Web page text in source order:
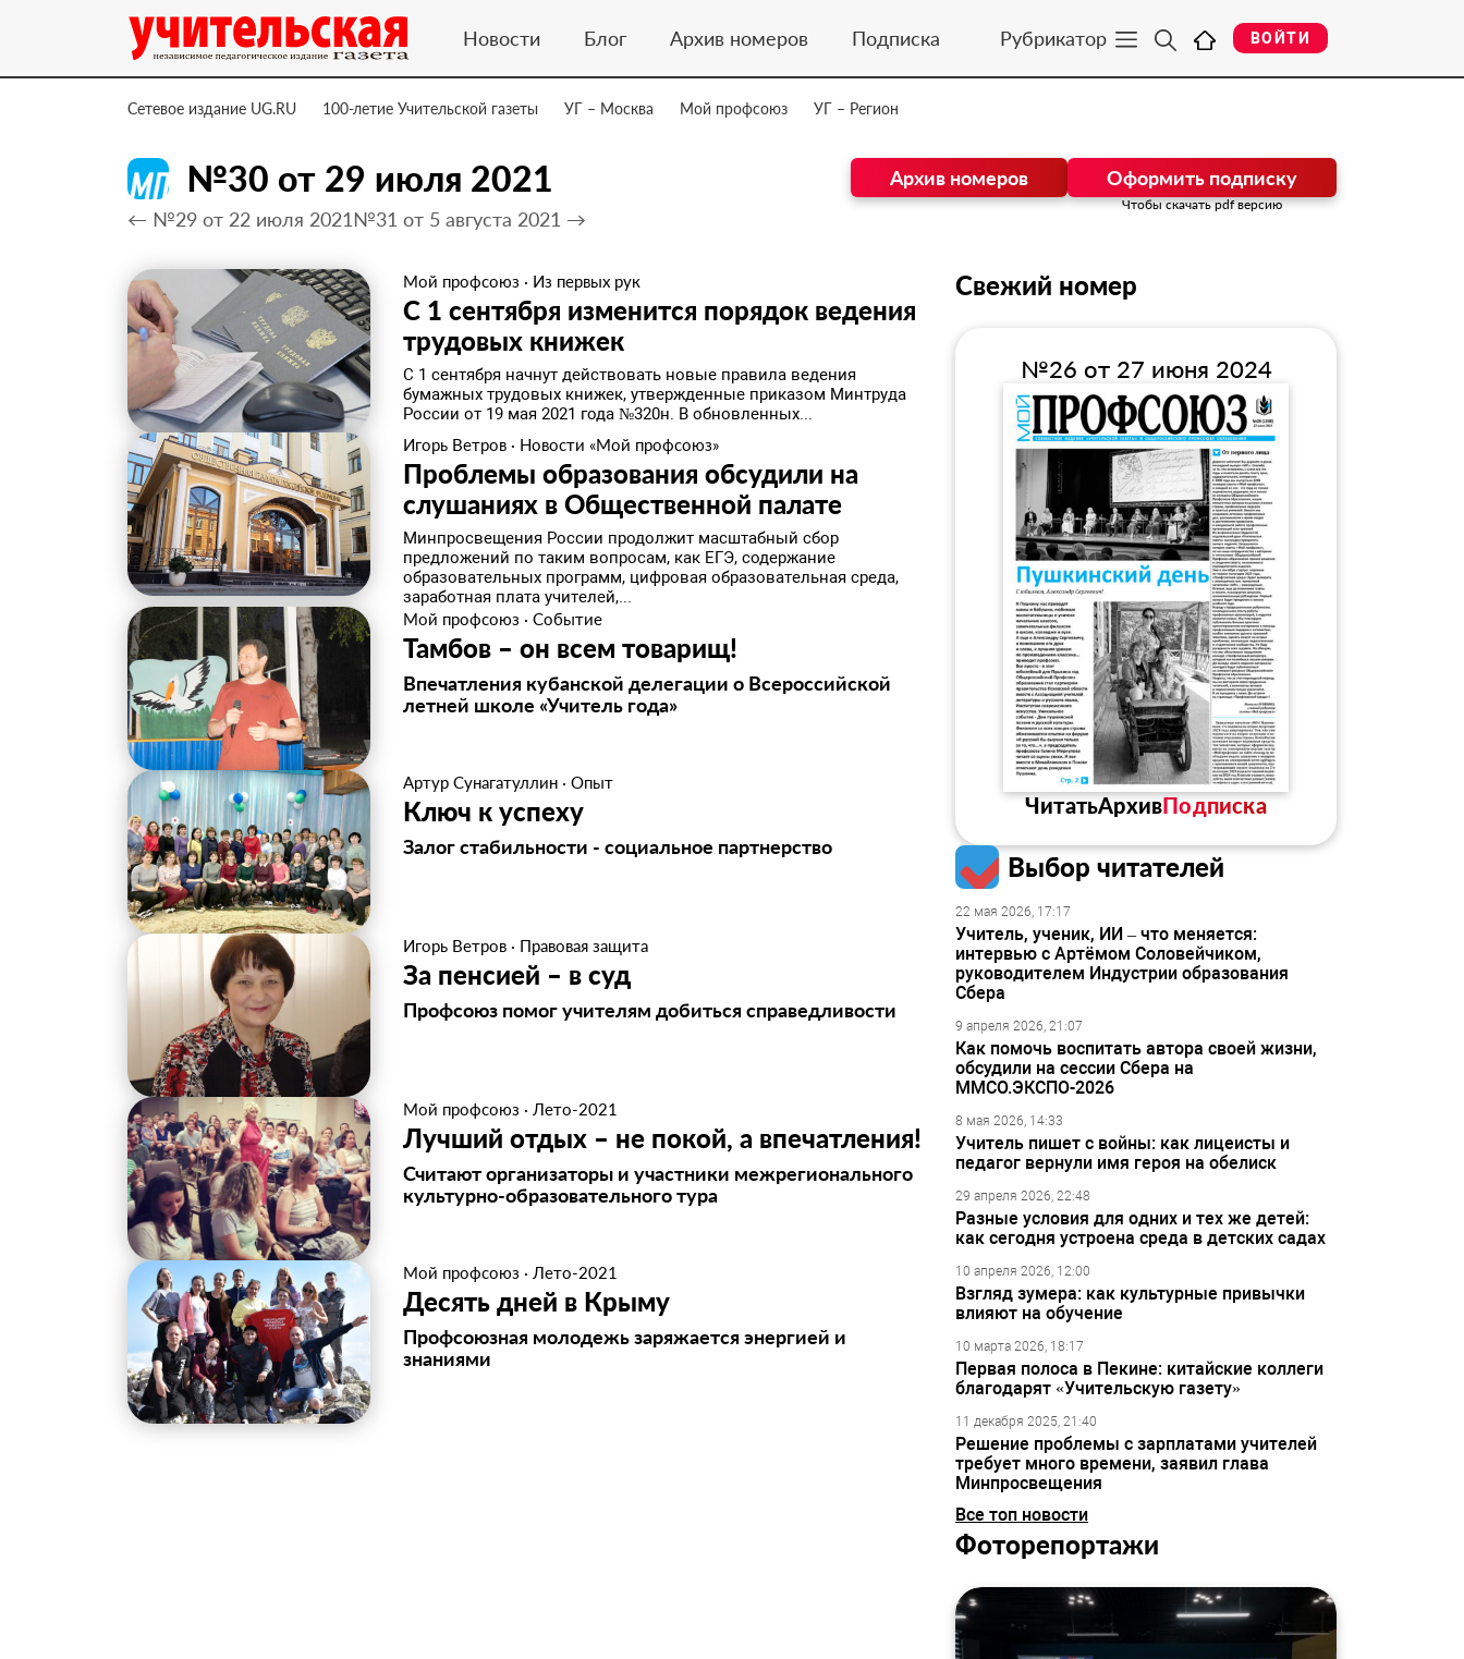
Новости Блог Архив номеров Подписка Рубрикатор ВОЙТИ
Сетевое издание UG.RU 100-летие Учительской газеты УГ – Москва Мой профсоюз УГ – Регион
№30 от 29 июля 2021
← №29 от 22 июля 2021 №31 от 5 августа 2021 →
Архив номеров Оформить подписку
Чтобы скачать pdf версию
Мой профсоюз · Из первых рук
С 1 сентября изменится порядок ведения
трудовых книжек
С 1 сентября начнут действовать новые правила ведения
бумажных трудовых книжек, утвержденные приказом Минтруда
России от 19 мая 2021 года №320н. В обновленных...
Игорь Ветров · Новости «Мой профсоюз»
Проблемы образования обсудили на
слушаниях в Общественной палате
Минпросвещения России продолжит масштабный сбор
предложений по таким вопросам, как ЕГЭ, содержание
образовательных программ, цифровая образовательная среда,
заработная плата учителей,...
Мой профсоюз · Событие
Тамбов – он всем товарищ!
Впечатления кубанской делегации о Всероссийской
летней школе «Учитель года»
Артур Сунагатуллин · Опыт
Ключ к успеху
Залог стабильности - социальное партнерство
Игорь Ветров · Правовая защита
За пенсией – в суд
Профсоюз помог учителям добиться справедливости
Мой профсоюз · Лето-2021
Лучший отдых – не покой, а впечатления!
Считают организаторы и участники межрегионального
культурно-образовательного тура
Мой профсоюз · Лето-2021
Десять дней в Крыму
Профсоюзная молодежь заряжается энергией и
знаниями
Свежий номер
№26 от 27 июня 2024
ЧитатьАрхивПодписка
Выбор читателей
22 мая 2026, 17:17
Учитель, ученик, ИИ – что меняется:
интервью с Артёмом Соловейчиком,
руководителем Индустрии образования
Сбера
9 апреля 2026, 21:07
Как помочь воспитать автора своей жизни,
обсудили на сессии Сбера на
ММСО.ЭКСПО-2026
8 мая 2026, 14:33
Учитель пишет с войны: как лицеисты и
педагог вернули имя героя на обелиск
29 апреля 2026, 22:48
Разные условия для одних и тех же детей:
как сегодня устроена среда в детских садах
10 апреля 2026, 12:00
Взгляд зумера: как культурные привычки
влияют на обучение
10 марта 2026, 18:17
Первая полоса в Пекине: китайские коллеги
благодарят «Учительскую газету»
11 декабря 2025, 21:40
Решение проблемы с зарплатами учителей
требует много времени, заявил глава
Минпросвещения
Все топ новости
Фоторепортажи